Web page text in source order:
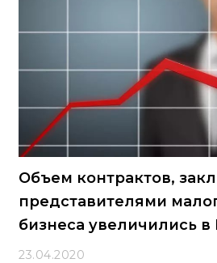
Объем контрактов,
представителями
бизнеса увеличились в
23.04.2020